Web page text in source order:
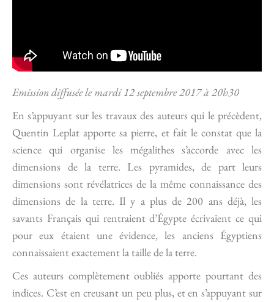
Emission diffusée le mardi 12 septembre 2017 à 20h30
En s’appuyant sur les travaux des auteurs qui le précèdent,
Quentin Leplat apporte sa pierre, et fait le constat que la
science qui organise les mégalithes s’accorde avec les
dimensions de la terre. Les pyramides, de part leurs
dimensions sont révélatrices de la même connaissance des
dimensions de la terre. Il y a plus de 200 ans déjà, les
savants Français qui rentraient d’Égypte écrivaient ce qui
pour eux étaient une évidence, les anciens Égyptiens
connaissaient exactement la taille de la terre.
Ces auteurs complètement oubliés apporte pourtant des
indices. C’est en creusant un peu plus, et en s’appuyant sur